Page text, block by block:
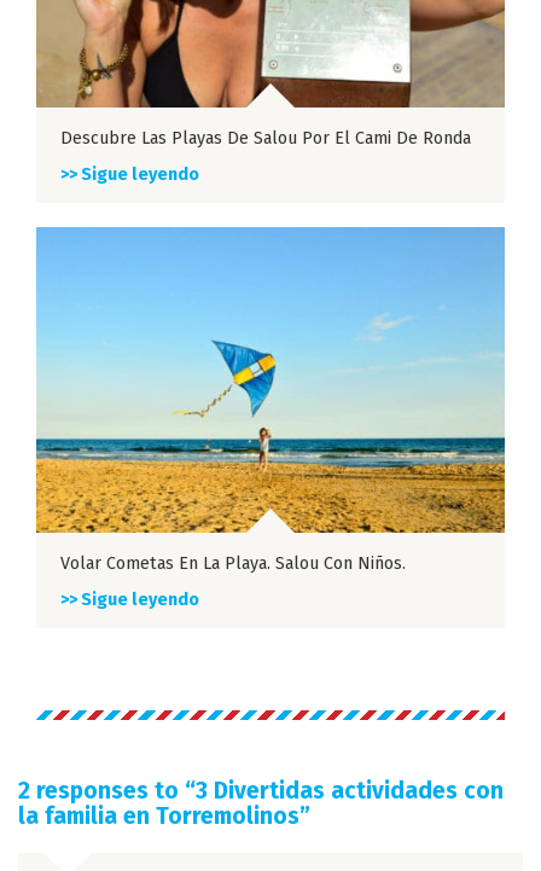
Descubre Las Playas De Salou Por El Cami De Ronda
>> Sigue leyendo
Volar Cometas En La Playa. Salou Con Niños.
>> Sigue leyendo
2 responses to “3 Divertidas actividades con
la familia en Torremolinos”